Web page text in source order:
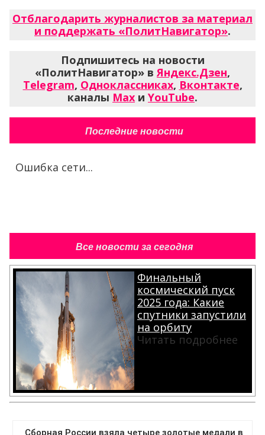
Отблагодарить журналистов за материал
и поддержать «ПолитНавигатор».
Подпишитесь на новости
«ПолитНавигатор» вЯндекс.Дзен,
Telegram, Одноклассниках, Вконтакте,
каналы Max и YouTube.
Последние новости
Ошибка сети...
Все новости за сегодня
Финальный
космический пуск
2025 года: Какие
спутники запустили
на орбиту
Читать подробнее